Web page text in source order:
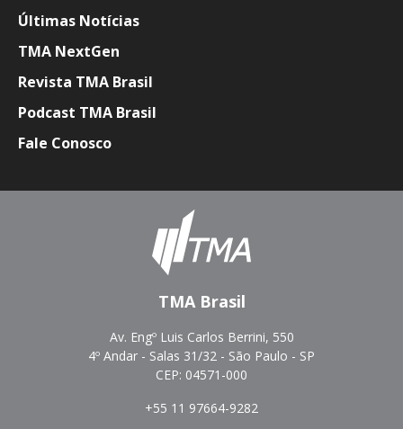
Últimas Notícias
TMA NextGen
Revista TMA Brasil
Podcast TMA Brasil
Fale Conosco
TMA Brasil
Av. Engº Luis Carlos Berrini, 550
4º Andar - Salas 31/32 - São Paulo - SP
CEP: 04571-000
+55 11 97664-9282